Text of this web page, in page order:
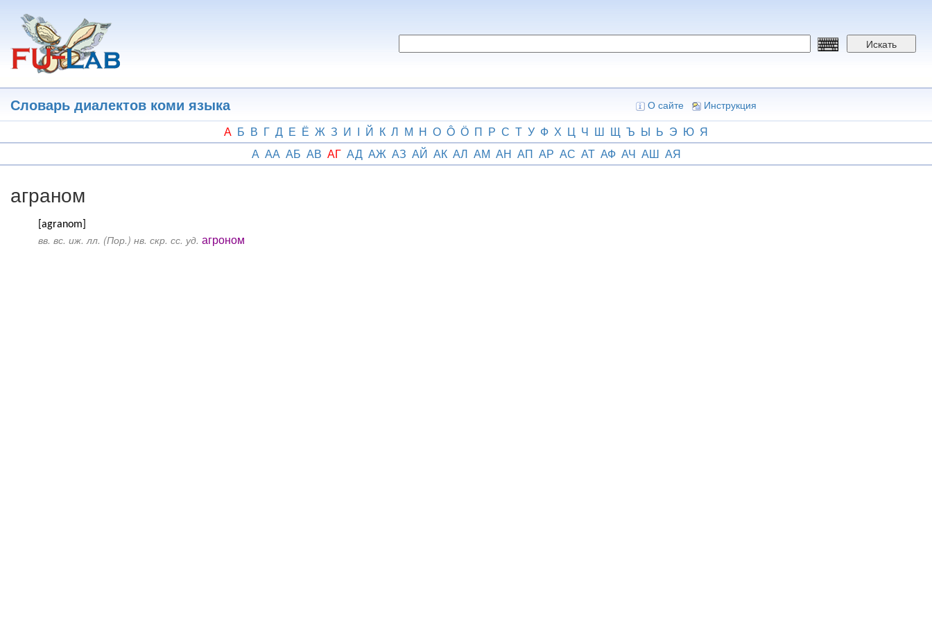
основному
содержанию
Искать
Словарь диалектов коми языка О сайте Инструкция
А Б В Г Д Е Ё Ж З И І Й К Л М Н О Ô Ӧ П Р С Т У Ф Х Ц Ч Ш Щ Ъ Ы Ь Э Ю Я
А АА АБ АВ АГ АД АЖ АЗ АЙ АК АЛ АМ АН АП АР АС АТ АФ АЧ АШ АЯ
аграном
[agranom]
вв. вс. иж. лл. (Пор.) нв. скр. сс. уд. агроном